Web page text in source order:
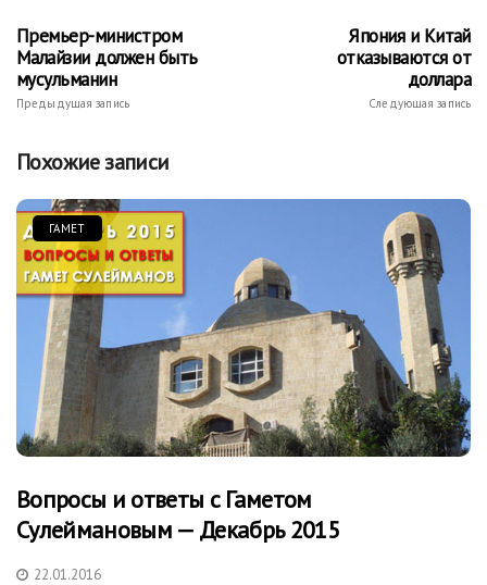
Премьер-министром
Малайзии должен быть
мусульманин
Предыдущая запись
Япония и Китай
отказываются от
доллара
Следующая запись
Похожие записи
ГАМЕТ
Вопросы и ответы с Гаметом
Сулеймановым — Декабрь 2015
22.01.2016